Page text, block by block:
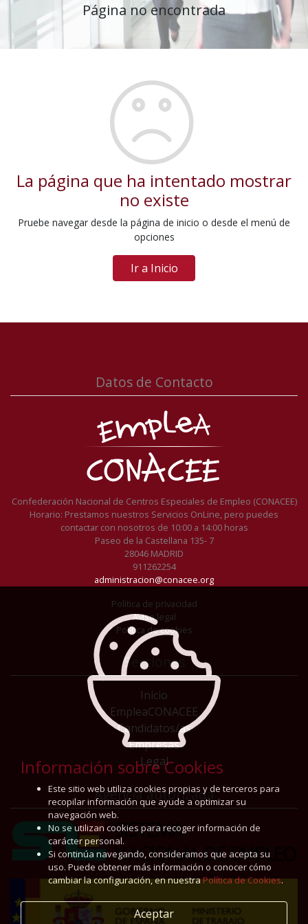
Página no encontrada
La página que ha intentado mostrar
no existe
Pruebe navegar desde la página de inicio o desde el menú de
opciones
Ir a Inicio
Datos de Contacto
Confederación Nacional de Centros Especiales de Empleo (CONACEE)
Horario: Prestamos nuestros Servicios OnLine, pero puedes
contactar con nosotros de 10:00 a 14:00 horas
Paseo de la Castellana 135- 7
28046 MADRID
911262254
administracion@conacee.org
Política de privacidad
Aviso legal
Política de cookies
Secciones
Inicio
EmpleaCONACEE
Candidatos/as
Empresas
Legal
Agencia autorizada
Información sobre Cookies
Este sitio web utiliza cookies propias y de terceros para
recopilar información que ayude a optimizar su
navegación web.
No se utilizan cookies para recoger información de
carácter personal.
Si continúa navegando, consideramos que acepta su
uso. Puede obtener más información o conocer cómo
cambiar la configuración, en nuestraPolítica de Cookies.
Aceptar